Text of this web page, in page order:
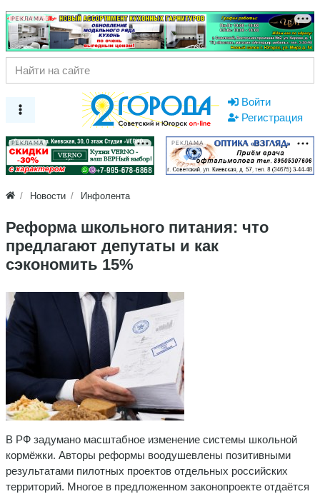
РЕКЛАМА
Войти
Регистрация
РЕКЛАМА РЕКЛАМА
Новости Инфолента
Реформа школьного питания: что
предлагают депутаты и как
сэкономить 15%
В РФ задумано масштабное изменение системы школьной
кормёжки. Авторы реформы воодушевлены позитивными
результатами пилотных проектов отдельных российских
территорий. Многое в предложенном законопроекте отдаётся